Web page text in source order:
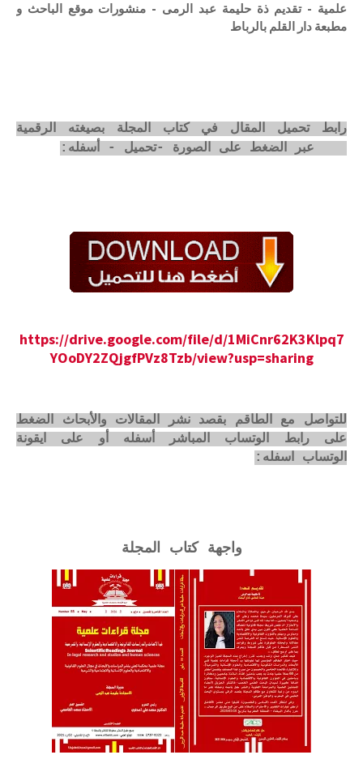
علمية - تقديم ذة حليمة عبد الرمى - منشورات موقع الباحث و
مطبعة دار القلم بالرباط
رابط تحميل المقال في كتاب المجلة بصيغته الرقمية
https://drive.google.com/file/d/1MiCnr62K3Klpq7
YOoDY2ZQjgfPVz8Tzb/view?usp=sharing
للتواصل مع الطاقم بقصد نشر المقالات والأبحاث الضغط
على رابط الوتساب المباشر أسفله أو على ايقونة
الوتساب اسفله:
واجهة كتاب المجلة